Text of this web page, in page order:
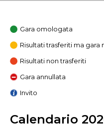
Gara omologata
Risultati trasferiti ma
Risultati non trasferiti
Gara annullata
Invito
Calendario